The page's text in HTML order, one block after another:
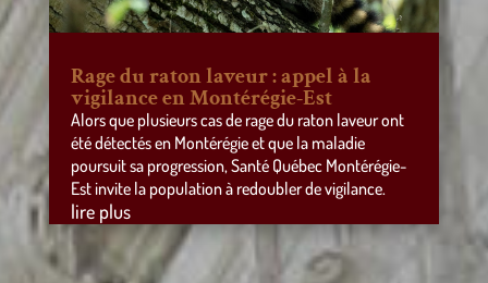
Rage du raton laveur : appel à la
vigilance en Montérégie-Est
Alors que plusieurs cas de rage du raton laveur ont
été détectés en Montérégie et que la maladie
poursuit sa progression, Santé Québec Montérégie-
Est invite la population à redoubler de vigilance.
lire plus